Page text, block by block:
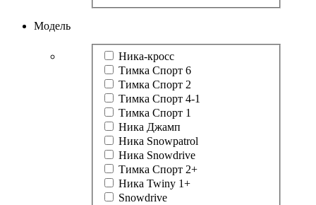
Модель
Ника-кросс
Тимка Спорт 6
Тимка Спорт 2
Тимка Спорт 4-1
Тимка Спорт 1
Ника Джамп
Ника Snowpatrol
Ника Snowdrive
Тимка Спорт 2+
Ника Twiny 1+
Snowdrive